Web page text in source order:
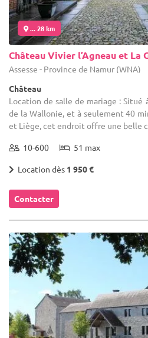
... 28 km
Château Vivier l’Agneau et La
Assesse - Province de Namur (WNA)
Château
Location de salle de mariage : Situé
de la Wallonie, et à seulement 40
et Liège, cet endroit offre une belle
10-600 51 max
Location dès 1 950 €
Contacter